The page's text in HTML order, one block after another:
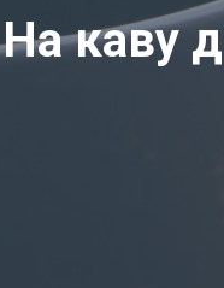
На каву